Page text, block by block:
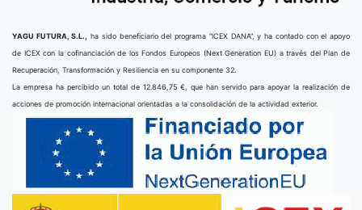
YAGU FUTURA, S.L.,
ha sido beneficiario del programa “ICEX DANA”, y ha contado con el apoyo
de ICEX con la cofinanciación de los Fondos Europeos (Next Generation EU) a través del Plan de
Recuperación, Transformación y Resiliencia en su componente 32.
La empresa ha percibido un total de 12.846,75 €, que han servido para apoyar la realización de
acciones de promoción internacional orientadas a la consolidación de la actividad exterior.